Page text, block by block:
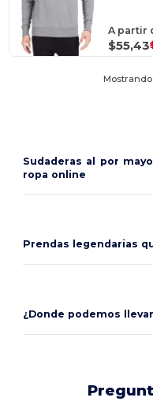
A partir
$55,43
Mostrando
Sudaderas al por
ropa online
Prendas legendarias
¿Donde podemos